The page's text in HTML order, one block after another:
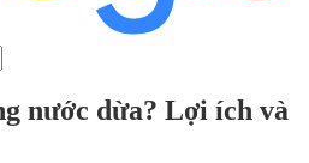
nước dừa? Lợi ích và